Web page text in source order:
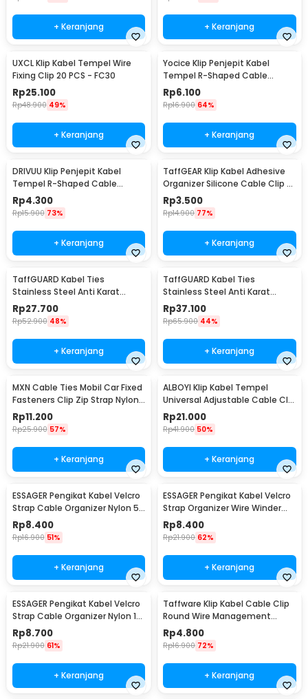
+ Keranjang + Keranjang
UXCL Klip Kabel Tempel Wire
Fixing Clip 20 PCS - FC30
Rp25.100
Rp48.900 49%
+ Keranjang
Yocice Klip Penjepit Kabel
Tempel R-Shaped Cable
Organizer 20 PCS - CC05
Rp6.100
Rp16.900 64%
+ Keranjang
DRIVUU Klip Penjepit Kabel
Tempel R-Shaped Cable
Organizer 5 Holes - DR-515
Rp4.300
Rp15.900 73%
+ Keranjang
TaffGEAR Klip Kabel Adhesive
Organizer Silicone Cable Clip 7
Slot - KR-8006
Rp3.500
Rp14.900 77%
+ Keranjang
TaffGUARD Kabel Ties
Stainless Steel Anti Karat
Multifungsi 100 PCS
4.6x250mm - IF10
Rp27.700
Rp52.900 48%
+ Keranjang
TaffGUARD Kabel Ties
Stainless Steel Anti Karat
Multifungsi 100 PCS
4.6x450mm - IF10
Rp37.100
Rp65.900 44%
+ Keranjang
MXN Cable Ties Mobil Car Fixed
Fasteners Clip Zip Strap Nylon
50 PCS 92x5mm - Q26
Rp11.200
Rp25.900 57%
+ Keranjang
ALBOYI Klip Kabel Tempel
Universal Adjustable Cable Clip
Holder 50 PCS - DS506
Rp21.000
Rp41.900 50%
+ Keranjang
ESSAGER Pengikat Kabel Velcro
Strap Cable Organizer Nylon 5
PCS - EXD-KBA01
Rp8.400
Rp16.900 51%
+ Keranjang
ESSAGER Pengikat Kabel Velcro
Strap Organizer Wire Winder
Tearable 1M - EXD-LX01
Rp8.400
Rp21.900 62%
+ Keranjang
ESSAGER Pengikat Kabel Velcro
Strap Cable Organizer Nylon 10
PCS - EXD-KBB01
Rp8.700
Rp21.900 61%
+ Keranjang
Taffware Klip Kabel Cable Clip
Round Wire Management
Electrical 100PCS 6mm - YQ801
Rp4.800
Rp16.900 72%
+ Keranjang